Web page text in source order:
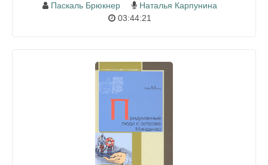
Паскаль Брюкнер
Наталья Карпунина
03:44:21